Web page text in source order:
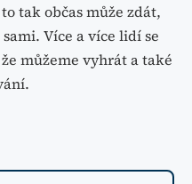
tak občas může zdát,
Více a více lidí se
můžeme vyhrát a také